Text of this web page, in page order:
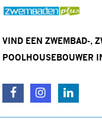
VIND EEN ZWEMBAD-,
POOLHOUSEBOUWER